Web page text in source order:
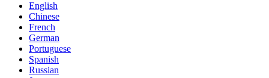
English
Chinese
French
German
Portuguese
Spanish
Russian